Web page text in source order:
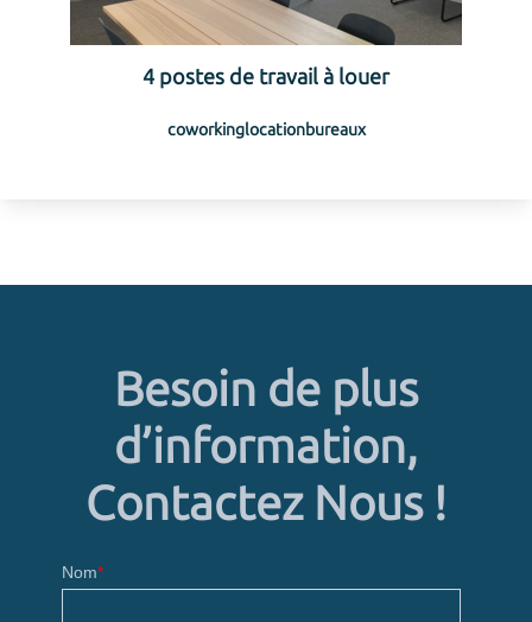
4 postes de travail à louer
coworkinglocationbureaux
Besoin de plus
d’information,
Contactez Nous !